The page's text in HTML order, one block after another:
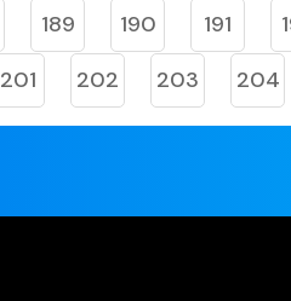
189 190 191
201 202 203 204